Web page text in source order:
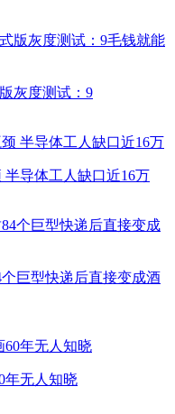
灰度测试：9
导体工人缺口近16万
巨型快递后直接变成酒
年无人知晓